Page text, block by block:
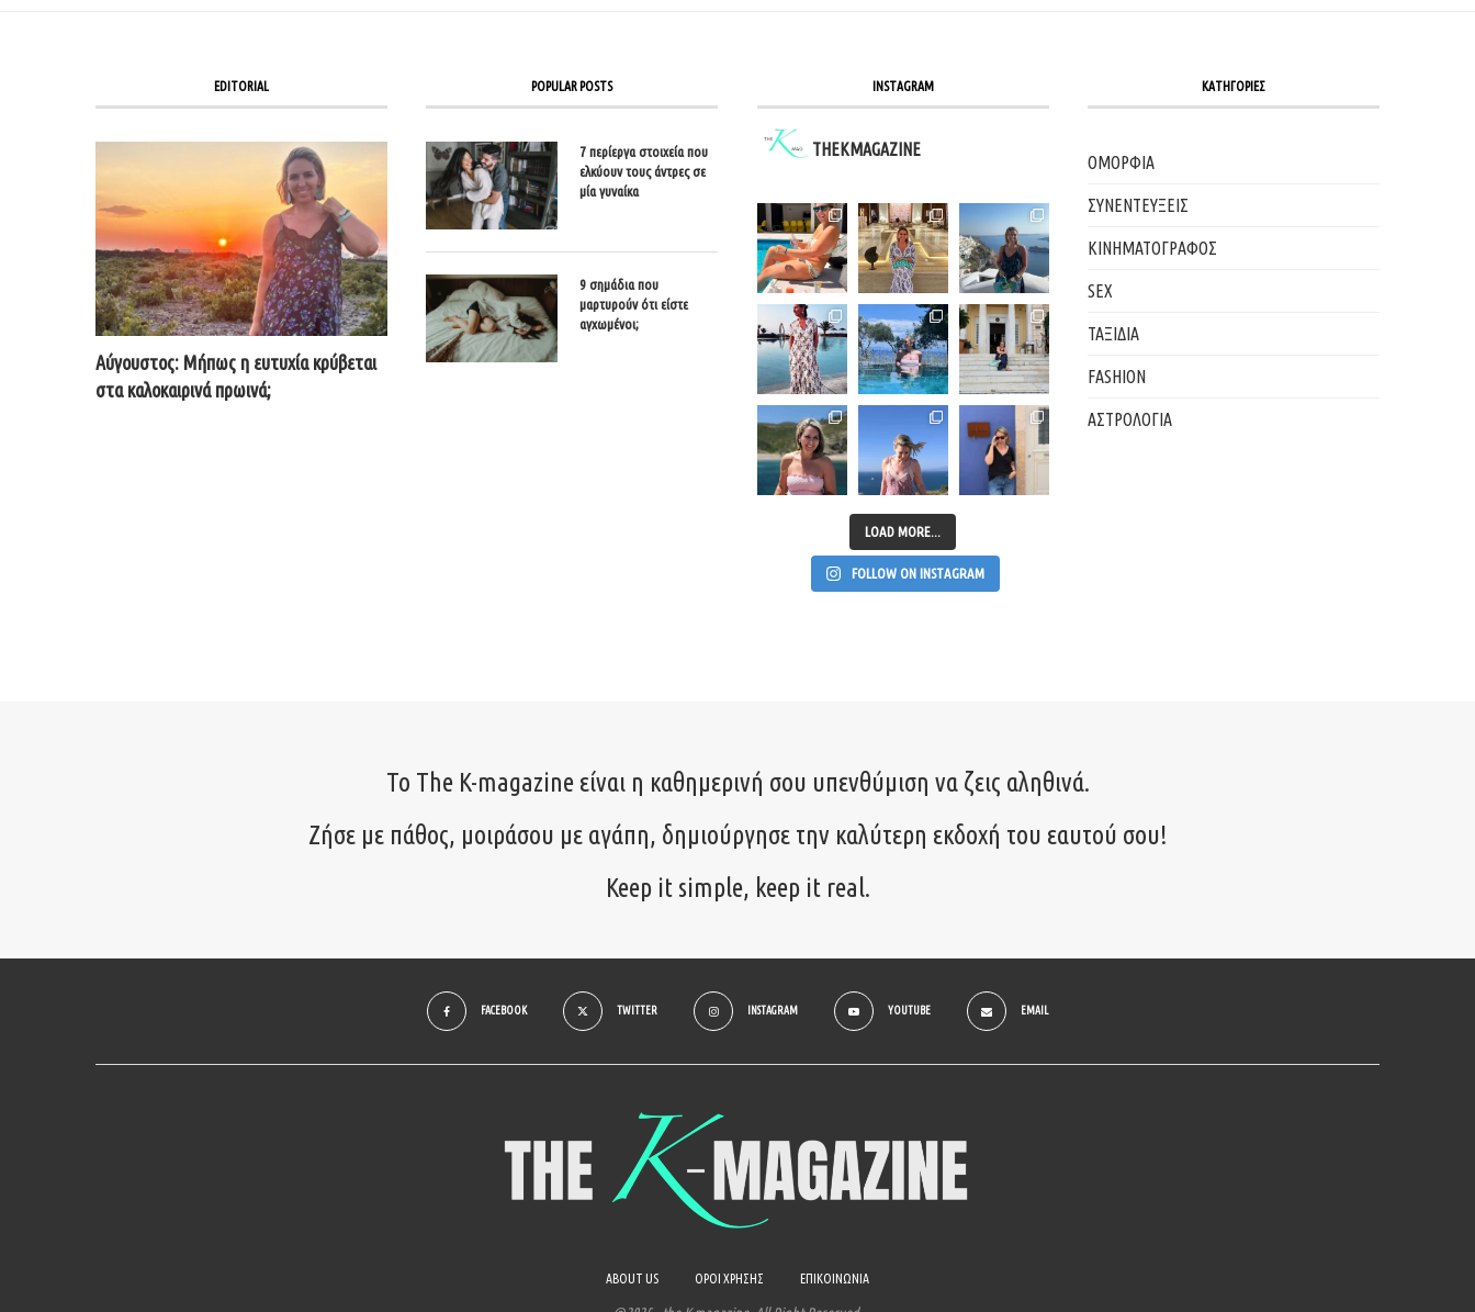
EDITORIAL
Αύγουστος: Μήπως η ευτυχία κρύβεται
στα καλοκαιρινά πρωινά;
POPULAR POSTS
7 περίεργα στοιχεία που
ελκύουν τους άντρες σε
μία γυναίκα
9 σημάδια που
μαρτυρούν ότι είστε
αγχωμένοι;
INSTAGRAM
THEKMAGAZINE
LOAD MORE...
FOLLOW ON INSTAGRAM
ΚΑΤΗΓΟΡΙΕΣ
ΟΜΟΡΦΙΑ
ΣΥΝΕΝΤΕΥΞΕΙΣ
ΚΙΝΗΜΑΤΟΓΡΑΦΟΣ
SEX
ΤΑΞΙΔΙΑ
FASHION
ΑΣΤΡΟΛΟΓΙΑ
Το The K-magazine είναι η καθημερινή σου υπενθύμιση να ζεις αληθινά.
Ζήσε με πάθος, μοιράσου με αγάπη, δημιούργησε την καλύτερη εκδοχή του εαυτού σου!
Keep it simple, keep it real.
FACEBOOK TWITTER INSTAGRAM YOUTUBE EMAIL
ABOUT US ΟΡΟΙ ΧΡΗΣΗΣ ΕΠΙΚΟΙΝΩΝΙΑ